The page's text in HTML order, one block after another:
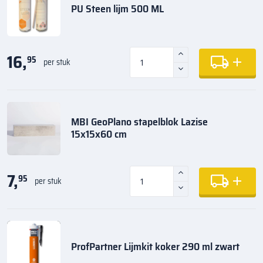
PU Steen lijm 500 ML
16,95 per stuk
MBI GeoPlano stapelblok Lazise
15x15x60 cm
7,95 per stuk
ProfPartner Lijmkit koker 290 ml zwart